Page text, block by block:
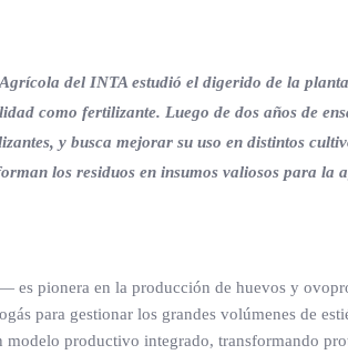
del INTA estudió el digerido de la
como fertilizante. Luego de dos años de
y busca mejorar su uso en distintos
los residuos en insumos valiosos para la
pionera en la producción de huevos y
para gestionar los grandes volúmenes de
productivo integrado, transformando